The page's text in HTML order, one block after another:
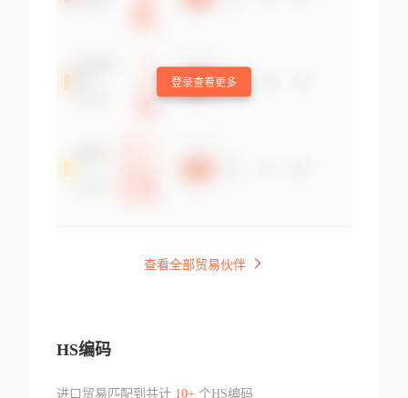
登录查看更多
查看全部贸易伙伴
HS编码
进口贸易匹配到共计 10+个HS编码